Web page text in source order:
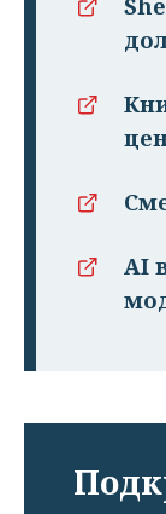
AI